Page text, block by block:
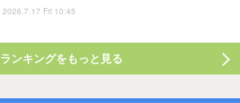
2026.7.17 Fri 10:45
ランキングをもっと見る